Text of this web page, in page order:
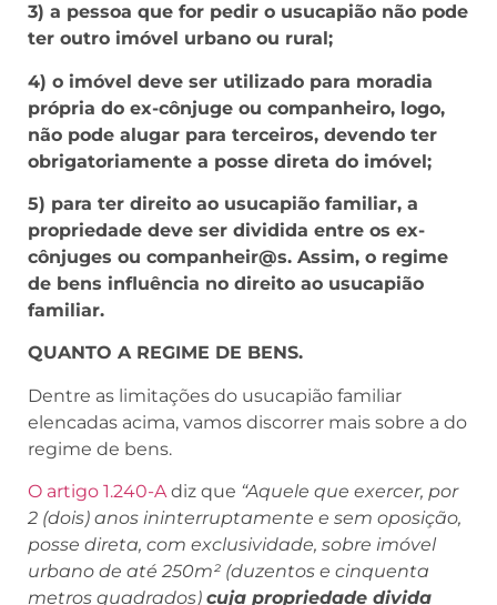
3) a pessoa que for pedir o usucapião não pode
ter outro imóvel urbano ou rural;
4) o imóvel deve ser utilizado para moradia
própria do ex-cônjuge ou companheiro, logo,
não pode alugar para terceiros, devendo ter
obrigatoriamente a posse direta do imóvel;
5) para ter direito ao usucapião familiar, a
propriedade deve ser dividida entre os ex-
cônjuges ou companheir@s. Assim, o regime
de bens influência no direito ao usucapião
familiar.
QUANTO A REGIME DE BENS.
Dentre as limitações do usucapião familiar
elencadas acima, vamos discorrer mais sobre a do
regime de bens.
O artigo 1.240-Adiz que “Aquele que exercer, por
2 (dois) anos ininterruptamente e sem oposição,
posse direta, com exclusividade, sobre imóvel
urbano de até 250m² (duzentos e cinquenta
metros quadrados) cuja propriedade divida